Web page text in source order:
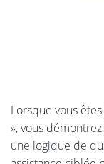
Lorsque vous
», vous
une logique de